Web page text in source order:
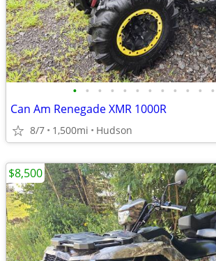
• • • • • • • • • • • •
Can Am Renegade XMR 1000R
8/7 1,500mi Hudson
$8,500